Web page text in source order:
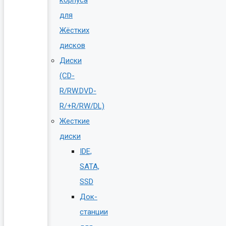
для
Жёстких
дисков
Диски
(CD-
R/RW.DVD-
R/+R/RW/DL)
Жесткие
диски
IDE,
SATA,
SSD
Док-
станции